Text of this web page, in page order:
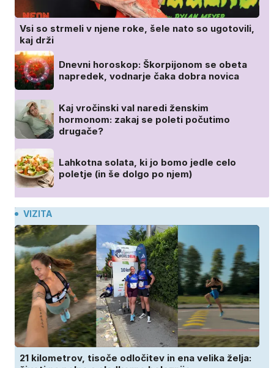
Vsi so strmeli v njene roke, šele nato so ugotovili,
kaj drži
Dnevni horoskop: Škorpijonom se obeta
napredek, vodnarje čaka dobra novica
Kaj vročinski val naredi ženskim
hormonom: zakaj se poleti počutimo
drugače?
Lahkotna solata, ki jo bomo jedle celo
poletje (in še dolgo po njem)
VIZITA
21 kilometrov, tisoče odločitev in ena velika želja: